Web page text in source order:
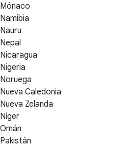
Mónaco
Namibia
Nauru
Nepal
Nicaragua
Nigeria
Noruega
Nueva Caledonia
Nueva Zelanda
Níger
Omán
Pakistán